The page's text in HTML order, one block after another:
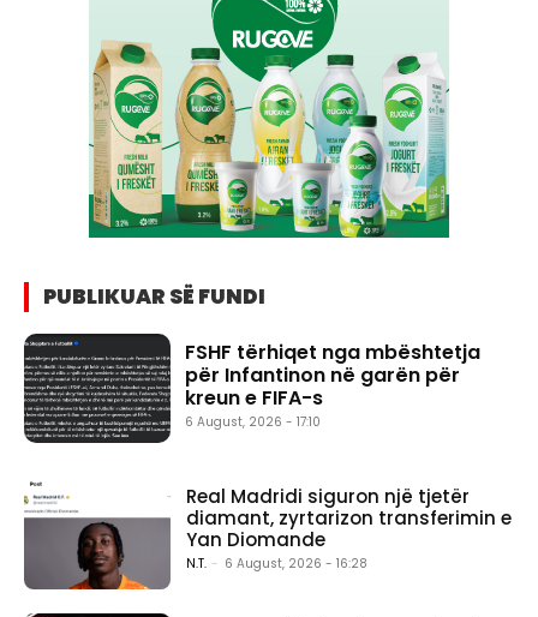
PUBLIKUAR SË FUNDI
FSHF tërhiqet nga mbështetja
për Infantinon në garën për
kreun e FIFA-s
6 August, 2026 - 17:10
Real Madridi siguron një tjetër
diamant, zyrtarizon transferimin e
Yan Diomande
N.T. - 6 August, 2026 - 16:28